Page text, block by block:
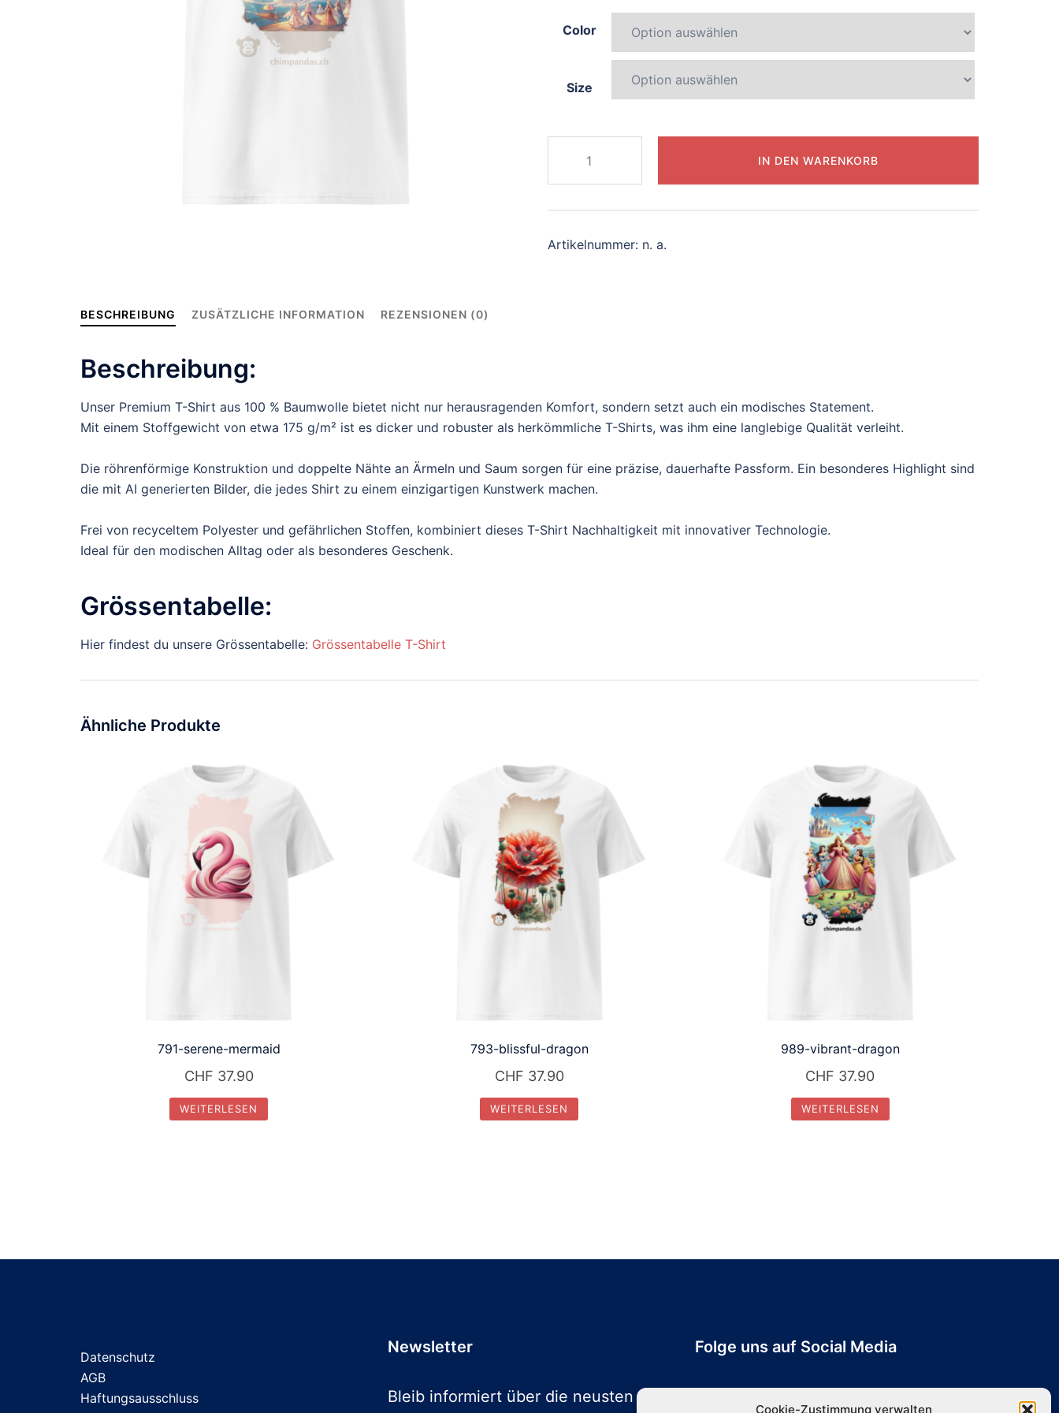
Cookie-Zustimmung verwalten
Color
Size
elegant-
sphinx
Menge
IN DEN WARENKORB
Artikelnummer: n. a.
BESCHREIBUNG ZUSÄTZLICHE INFORMATION REZENSIONEN (0)
Beschreibung:
Unser Premium T-Shirt aus 100 % Baumwolle bietet nicht nur herausragenden Komfort, sondern setzt auch ein modisches Statement.
Mit einem Stoffgewicht von etwa 175 g/m² ist es dicker und robuster als herkömmliche T-Shirts, was ihm eine langlebige Qualität verleiht.
Die röhrenförmige Konstruktion und doppelte Nähte an Ärmeln und Saum sorgen für eine präzise, dauerhafte Passform. Ein besonderes Highlight sind
die mit AI generierten Bilder, die jedes Shirt zu einem einzigartigen Kunstwerk machen.
Frei von recyceltem Polyester und gefährlichen Stoffen, kombiniert dieses T-Shirt Nachhaltigkeit mit innovativer Technologie.
Ideal für den modischen Alltag oder als besonderes Geschenk.
Grössentabelle:
Hier findest du unsere Grössentabelle: Grössentabelle T-Shirt
Ähnliche Produkte
791-serene-mermaid
CHF 37.90
WEITERLESEN
793-blissful-dragon
CHF 37.90
WEITERLESEN
989-vibrant-dragon
CHF 37.90
WEITERLESEN
Datenschutz
AGB
Haftungsausschluss
Newsletter
Bleib informiert über die neusten
Folge uns auf Social Media